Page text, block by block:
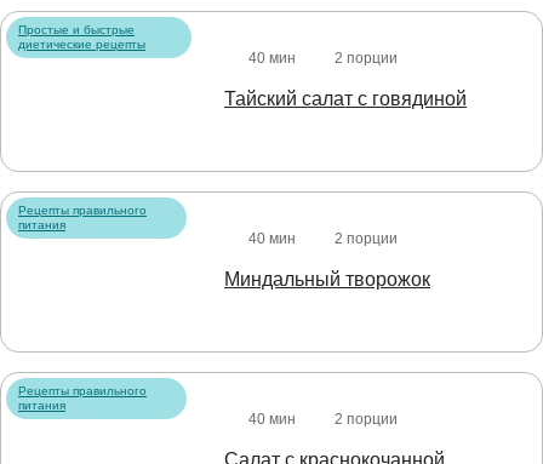
Простые и быстрые
диетические рецепты
40 мин 2 порции
Тайский салат с говядиной
Рецепты правильного
питания
40 мин 2 порции
Миндальный творожок
Рецепты правильного
питания
40 мин 2 порции